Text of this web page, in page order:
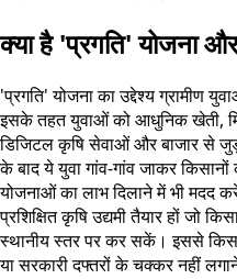
क्या है 'प्रगति' योजना
'प्रगति' योजना का उद्देश्य ग्रामीण
इसके तहत युवाओं को आधुनिक खेती,
डिजिटल कृषि सेवाओं और बाजार से
के बाद ये युवा गांव-गांव जाकर
योजनाओं का लाभ दिलाने में भी मदद
प्रशिक्षित कृषि उद्यमी तैयार हों जो
स्थानीय स्तर पर कर सकें। इससे
या सरकारी दफ्तरों के चक्कर नहीं